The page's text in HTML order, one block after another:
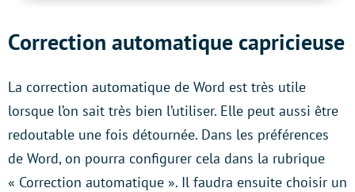
Correction automatique capricieuse
La correction automatique de Word est très utile
lorsque l’on sait très bien l’utiliser. Elle peut aussi être
redoutable une fois détournée. Dans les préférences
de Word, on pourra configurer cela dans la rubrique
« Correction automatique ». Il faudra ensuite choisir un